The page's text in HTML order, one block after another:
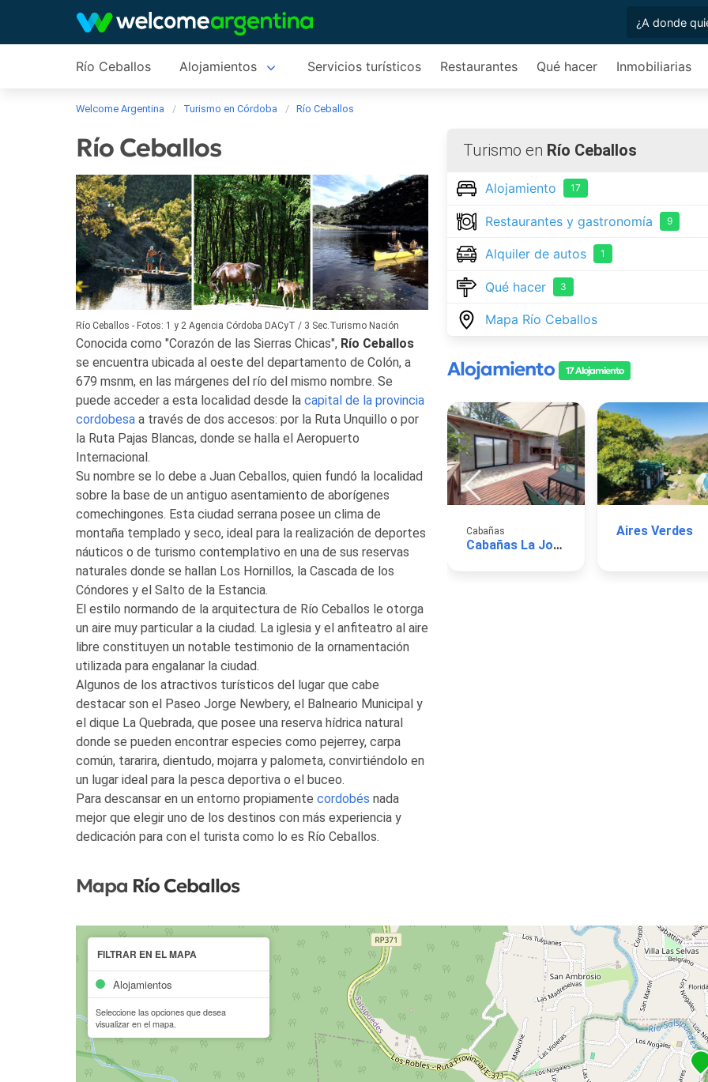
Río Ceballos Alojamientos Servicios turísticos Restaurantes Qué hacer Inmobiliarias
Welcome Argentina Turismo en Córdoba Río Ceballos
Río Ceballos
Río Ceballos - Fotos: 1 y 2 Agencia Córdoba DACyT / 3 Sec.Turismo Nación
Conocida como "Corazón de las Sierras Chicas", Río Ceballos
se encuentra ubicada al oeste del departamento de Colón, a
679 msnm, en las márgenes del río del mismo nombre. Se
puede acceder a esta localidad desde la capital de la provincia
cordobesa a través de dos accesos: por la Ruta Unquillo o por
la Ruta Pajas Blancas, donde se halla el Aeropuerto
Internacional.
Su nombre se lo debe a Juan Ceballos, quien fundó la localidad
sobre la base de un antiguo asentamiento de aborígenes
comechingones. Esta ciudad serrana posee un clima de
montaña templado y seco, ideal para la realización de deportes
náuticos o de turismo contemplativo en una de sus reservas
naturales donde se hallan Los Hornillos, la Cascada de los
Cóndores y el Salto de la Estancia.
El estilo normando de la arquitectura de Río Ceballos le otorga
un aire muy particular a la ciudad. La iglesia y el anfiteatro al aire
libre constituyen un notable testimonio de la ornamentación
utilizada para engalanar la ciudad.
Algunos de los atractivos turísticos del lugar que cabe
destacar son el Paseo Jorge Newbery, el Balneario Municipal y
el dique La Quebrada, que posee una reserva hídrica natural
donde se pueden encontrar especies como pejerrey, carpa
común, tararira, dientudo, mojarra y palometa, convirtiéndolo en
un lugar ideal para la pesca deportiva o el buceo.
Para descansar en un entorno propiamente cordobés nada
mejor que elegir uno de los destinos con más experiencia y
dedicación para con el turista como lo es Río Ceballos.
Turismo en Río Ceballos
Alojamiento 17
Restaurantes y gastronomía 9
Alquiler de autos 1
Qué hacer 3
Mapa Río Ceballos
Alojamiento 17 Alojamiento
Cabañas
Cabañas La Joaquina
Aires Verdes
Mapa Río Ceballos
FILTRAR EN EL MAPA
Alojamientos
Seleccione las opciones que desea
visualizar en el mapa.